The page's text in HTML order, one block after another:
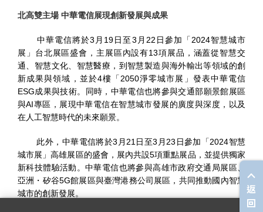
個
人
家
庭
企
業
國
際
科
技
研
發
關
於
我
們
產品
北高雙主場 中華電信展現創新發展與成果
中華電信將於3月19日至3月22日參加「2024智慧城市
展」台北展區盛會，主展區內設有13項展品，涵蓋從智慧交
通、智慧文化、智慧醫療，到智慧製造與海外輸出等領域的創
新成果與領域，並於4樓「2050淨零城市展」發表中華電信
ESG成果與技術。同時，中華電信也將參與交通部願景館展區
與AI專區，展現中華電信在智慧城市發展的廣度與深度，以及
在人工智慧時代的未來願景。
此外，中華電信將於3月21日至3月23日參加「2024智慧
城市展」高雄展區的盛會，展內共設5項重點展品，並提供獨家
新科技體驗活動。中華電信也將參與高雄市政府交通局展區、
亞洲・矽谷5G館展區與臺灣港務公司展區，共同推動國內智慧
城市的創新發展。
返
回